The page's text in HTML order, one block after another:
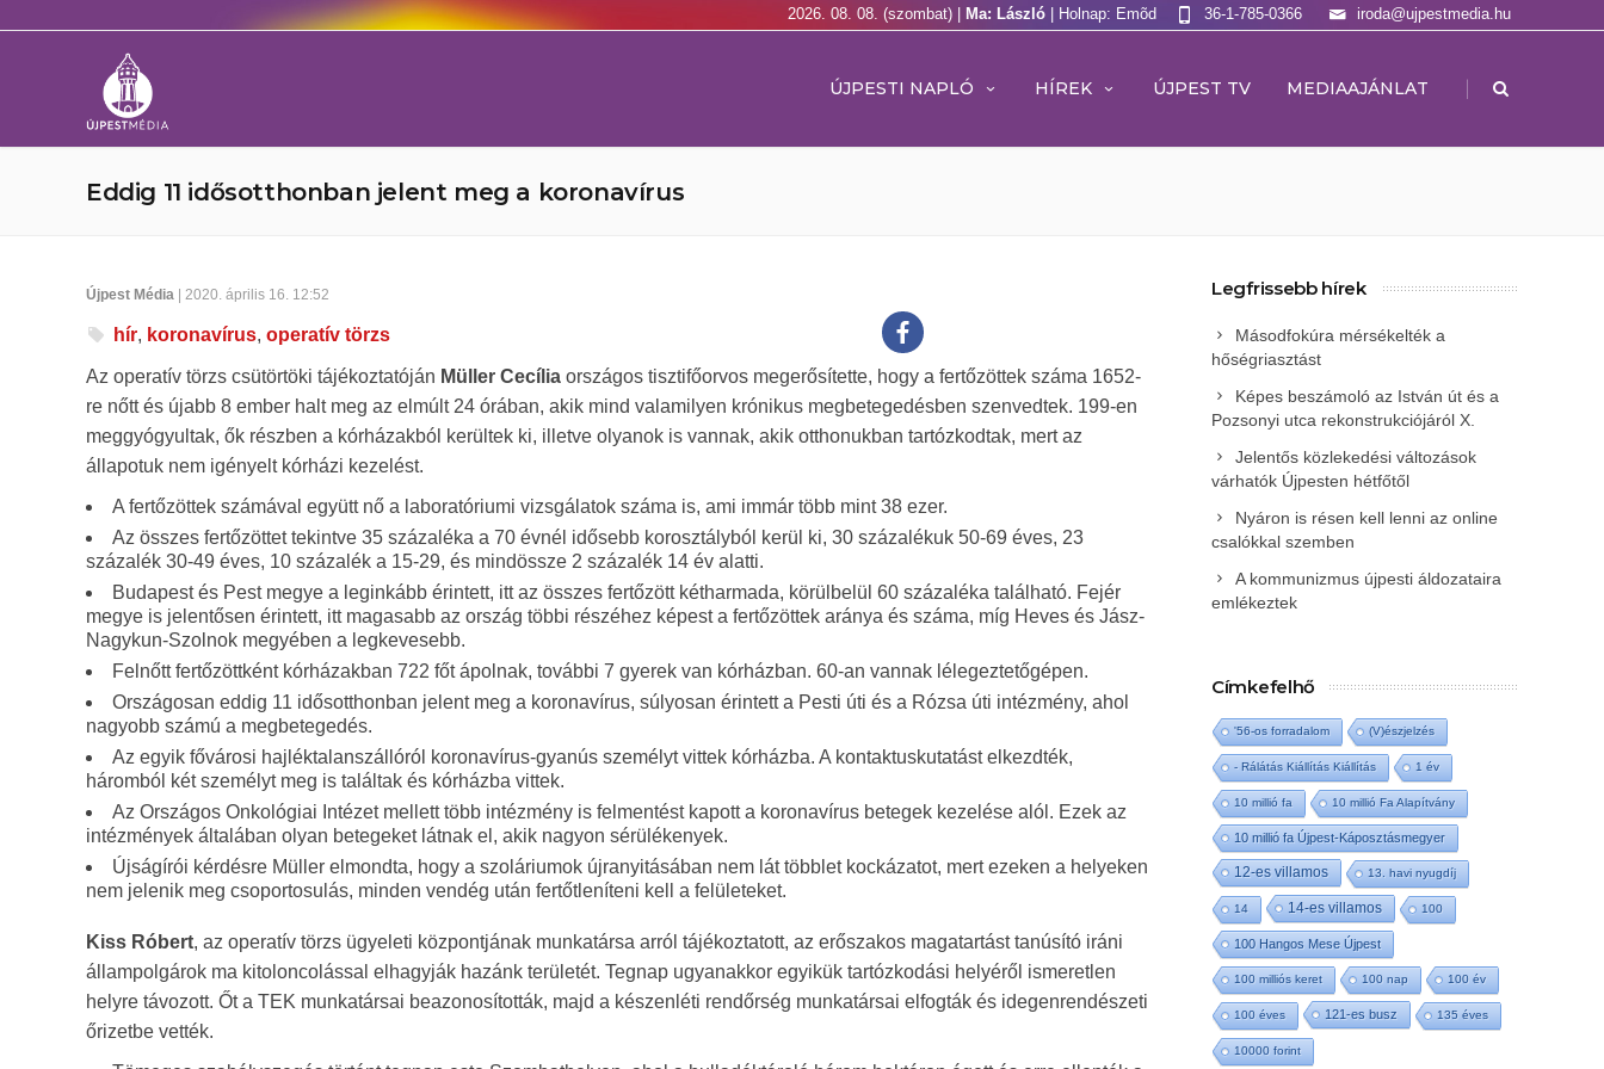
2026. 08. 08. (szombat) | Ma: László | Holnap: Emõd iroda@ujpestmedia.hu
36-1-785-0366
ÚJPESTI NAPLÓ HÍREK ÚJPEST TV MEDIAAJÁNLAT |
Eddig 11 idősotthonban jelent meg a koronavírus
Újpest Média | 2020. április 16. 12:52
hír, koronavírus, operatív törzs
Az operatív törzs csütörtöki tájékoztatóján Müller Cecília országos tisztifőorvos megerősítette, hogy a fertőzöttek száma 1652-
re nőtt és újabb 8 ember halt meg az elmúlt 24 órában, akik mind valamilyen krónikus megbetegedésben szenvedtek. 199-en
meggyógyultak, ők részben a kórházakból kerültek ki, illetve olyanok is vannak, akik otthonukban tartózkodtak, mert az
állapotuk nem igényelt kórházi kezelést.
A fertőzöttek számával együtt nő a laboratóriumi vizsgálatok száma is, ami immár több mint 38 ezer.
Az összes fertőzöttet tekintve 35 százaléka a 70 évnél idősebb korosztályból kerül ki, 30 százalékuk 50-69 éves, 23
százalék 30-49 éves, 10 százalék a 15-29, és mindössze 2 százalék 14 év alatti.
Budapest és Pest megye a leginkább érintett, itt az összes fertőzött kétharmada, körülbelül 60 százaléka található. Fejér
megye is jelentősen érintett, itt magasabb az ország többi részéhez képest a fertőzöttek aránya és száma, míg Heves és Jász-
Nagykun-Szolnok megyében a legkevesebb.
Felnőtt fertőzöttként kórházakban 722 főt ápolnak, további 7 gyerek van kórházban. 60-an vannak lélegeztetőgépen.
Országosan eddig 11 idősotthonban jelent meg a koronavírus, súlyosan érintett a Pesti úti és a Rózsa úti intézmény, ahol
nagyobb számú a megbetegedés.
Az egyik fővárosi hajléktalanszállóról koronavírus-gyanús személyt vittek kórházba. A kontaktuskutatást elkezdték,
háromból két személyt meg is találtak és kórházba vittek.
Az Országos Onkológiai Intézet mellett több intézmény is felmentést kapott a koronavírus betegek kezelése alól. Ezek az
intézmények általában olyan betegeket látnak el, akik nagyon sérülékenyek.
Újságírói kérdésre Müller elmondta, hogy a szoláriumok újranyitásában nem lát többlet kockázatot, mert ezeken a helyeken
nem jelenik meg csoportosulás, minden vendég után fertőtleníteni kell a felületeket.
Kiss Róbert, az operatív törzs ügyeleti központjának munkatársa arról tájékoztatott, az erőszakos magatartást tanúsító iráni
állampolgárok ma kitoloncolással elhagyják hazánk területét. Tegnap ugyanakkor egyikük tartózkodási helyéről ismeretlen
helyre távozott. Őt a TEK munkatársai beazonosították, majd a készenléti rendőrség munkatársai elfogták és idegenrendészeti
őrizetbe vették.
Legfrissebb hírek
Másodfokúra mérsékelték a
hőségriasztást
Képes beszámoló az István út és a
Pozsonyi utca rekonstrukciójáról X.
Jelentős közlekedési változások
várhatók Újpesten hétfőtől
Nyáron is résen kell lenni az online
csalókkal szemben
A kommunizmus újpesti áldozataira
emlékeztek
Címkefelhő
'56-os forradalom (V)észjelzés
- Rálátás Kiállítás Kiállítás 1 év
10 millió fa 10 millió Fa Alapítvány
10 millió fa Újpest-Káposztásmegyer
12-es villamos 13. havi nyugdíj
14 14-es villamos 100
100 Hangos Mese Újpest
100 milliós keret 100 nap 100 év
100 éves 121-es busz 135 éves
10000 forint